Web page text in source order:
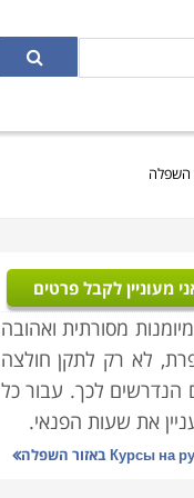
מעוניין לקבל פרטים
מסורתית ואהובה
לא רק לתקן חולצה
הנדרשים לכך. עבור כל
את שעות הפנאי.
בתופרות